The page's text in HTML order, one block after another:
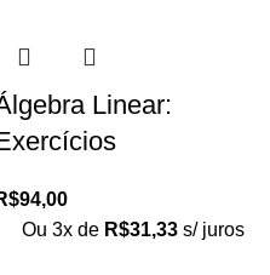
Linear:
94,00
Ou 3x de R$31,33 s/ juros